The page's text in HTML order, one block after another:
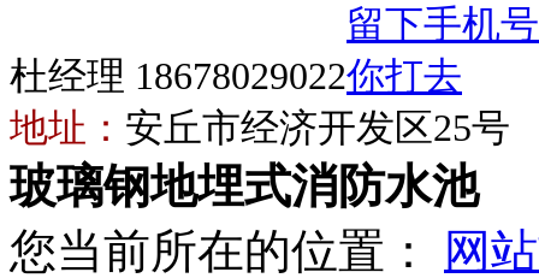
杜经理 18678029022
地址： 安丘市经济开发区25号
玻璃钢地埋式消防水池
您当前所在的位置：
网